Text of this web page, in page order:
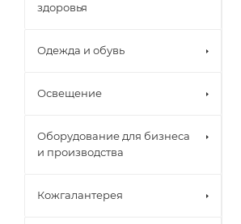
здоровья
Одежда и обувь
Освещение
Оборудование для бизнеса
и производства
Кожгалантерея